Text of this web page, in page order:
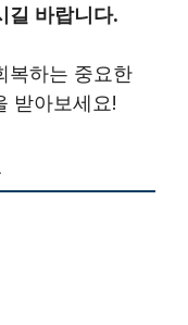
길 바랍니다.
복하는 중요한
받아보세요!